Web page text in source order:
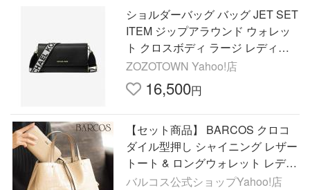
ショルダーバッグ バッグ JET SET
ITEM ジップアラウンド ウォレッ
ト クロスボディ ラージ レディー
ス
ZOZOTOWN Yahoo!店
16,500円
【セット商品】 BARCOS クロコ
ダイル型押し シャイニング レザー
トート & ロングウォレット レディ
ース 全7色 ONESIZE バルコス
バルコス公式ショップYahoo!店